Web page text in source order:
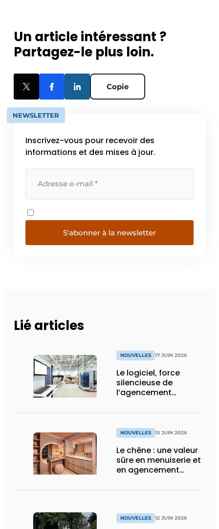
Un article intéressant ?
Partagez-le plus loin.
Copie
NEWSLETTER
Inscrivez-vous pour recevoir des
informations et des mises à jour.
S'abonner à la newsletter
Lié articles
NOUVELLES 17 JUIN 2026
Le logiciel, force
silencieuse de
l’agencement
NOUVELLES 15 JUIN 2026
Le chêne : une valeur
sûre en menuiserie et
en agencement
NOUVELLES 12 JUIN 2026